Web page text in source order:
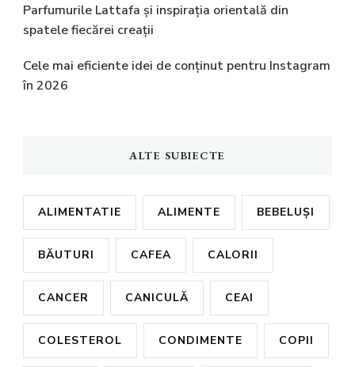
Parfumurile Lattafa și inspirația orientală din
spatele fiecărei creații
Cele mai eficiente idei de conținut pentru Instagram
în 2026
ALTE SUBIECTE
ALIMENTATIE ALIMENTE BEBELUȘI
BĂUTURI CAFEA CALORII
CANCER CANICULĂ CEAI
COLESTEROL CONDIMENTE COPII